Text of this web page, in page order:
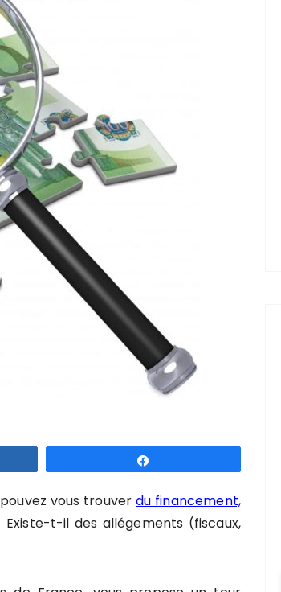
vous trouverdu financement,
t-il des allégements (fiscaux,